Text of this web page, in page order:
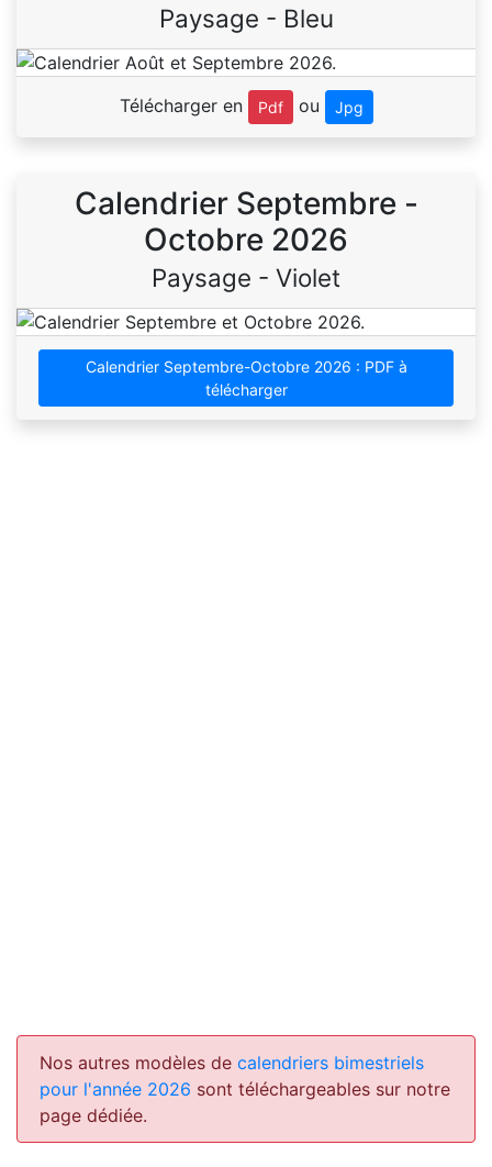
Paysage - Bleu
Télécharger en Pdf ou Jpg
Calendrier Septembre -
Octobre 2026
Paysage - Violet
Calendrier Septembre-Octobre 2026 : PDF à
télécharger
Nos autres modèles de calendriers bimestriels
pour l'année 2026 sont téléchargeables sur notre
page dédiée.